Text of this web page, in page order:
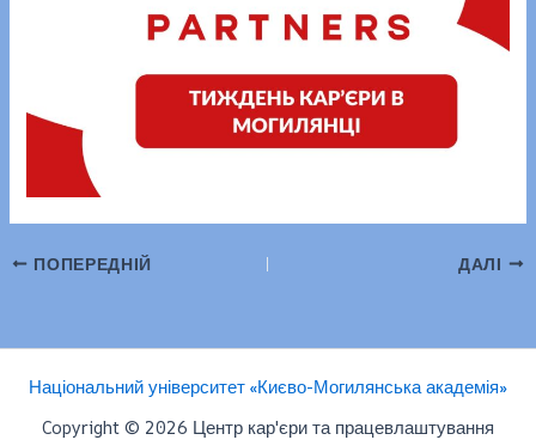
ПОПЕРЕДНІЙ ДАЛІ
Національний університет «Києво-Могилянська академія»
Copyright © 2026 Центр кар'єри та працевлаштування